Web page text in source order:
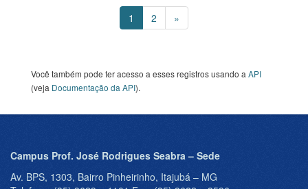
1 2 »
Você também pode ter acesso a esses registros usando a API
(veja Documentação da API).
Campus Prof. José Rodrigues Seabra – Sede
Av. BPS, 1303, Bairro Pinheirinho, Itajubá – MG